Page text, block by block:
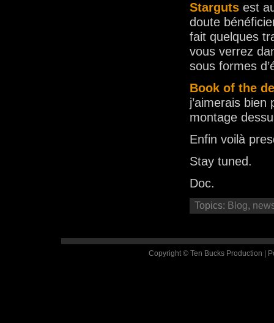
Starguts est
doute
fait quelques
vous verrez
sous formes
Book of the
j’aimerais
montage
Enfin voilà
Stay tuned.
Doc.
Topics: Blog,
Copyright © Ten Bucks Production |